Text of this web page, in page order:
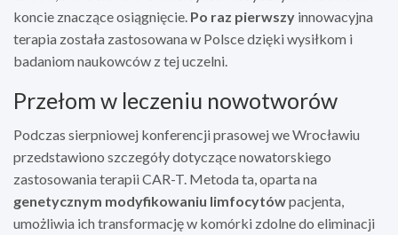
koncie znaczące osiągnięcie. Po raz pierwszy innowacyjna
terapia została zastosowana w Polsce dzięki wysiłkom i
badaniom naukowców z tej uczelni.
Przełom w leczeniu nowotworów
Podczas sierpniowej konferencji prasowej we Wrocławiu
przedstawiono szczegóły dotyczące nowatorskiego
zastosowania terapii CAR-T. Metoda ta, oparta na
genetycznym modyfikowaniu limfocytówpacjenta,
umożliwia ich transformację w komórki zdolne do eliminacji